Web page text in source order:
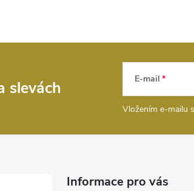
slevách E-mail
Vložením e-mailu
Informace pro vás